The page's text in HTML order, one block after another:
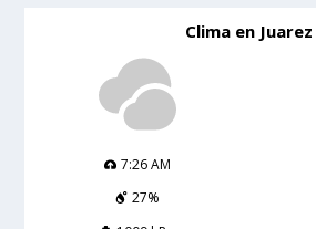
Clima en Juarez
7:26 AM
27%